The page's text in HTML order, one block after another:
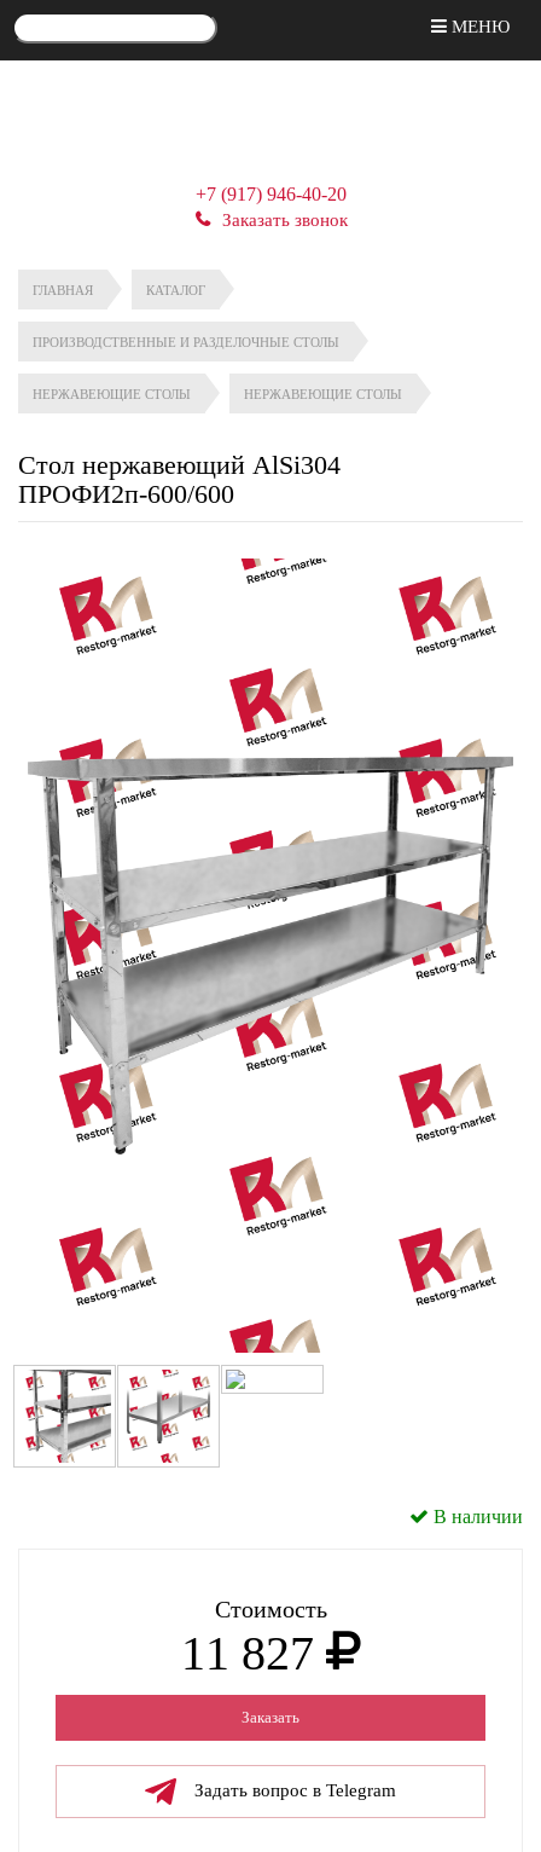
МЕНЮ
+7 (917) 946-40-20
Заказать звонок
ГЛАВНАЯ КАТАЛОГ
ПРОИЗВОДСТВЕННЫЕ И РАЗДЕЛОЧНЫЕ СТОЛЫ
НЕРЖАВЕЮЩИЕ СТОЛЫ НЕРЖАВЕЮЩИЕ СТОЛЫ
Стол нержавеющий AlSi304
ПРОФИ2п-600/600
В наличии
Стоимость
11 827
Заказать
Задать вопрос в Telegram